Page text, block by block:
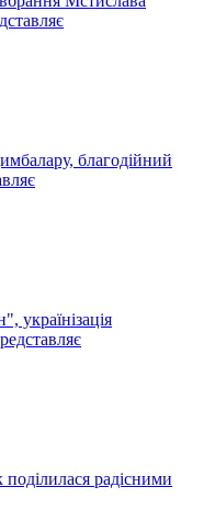
благодійний
українізація
радісними